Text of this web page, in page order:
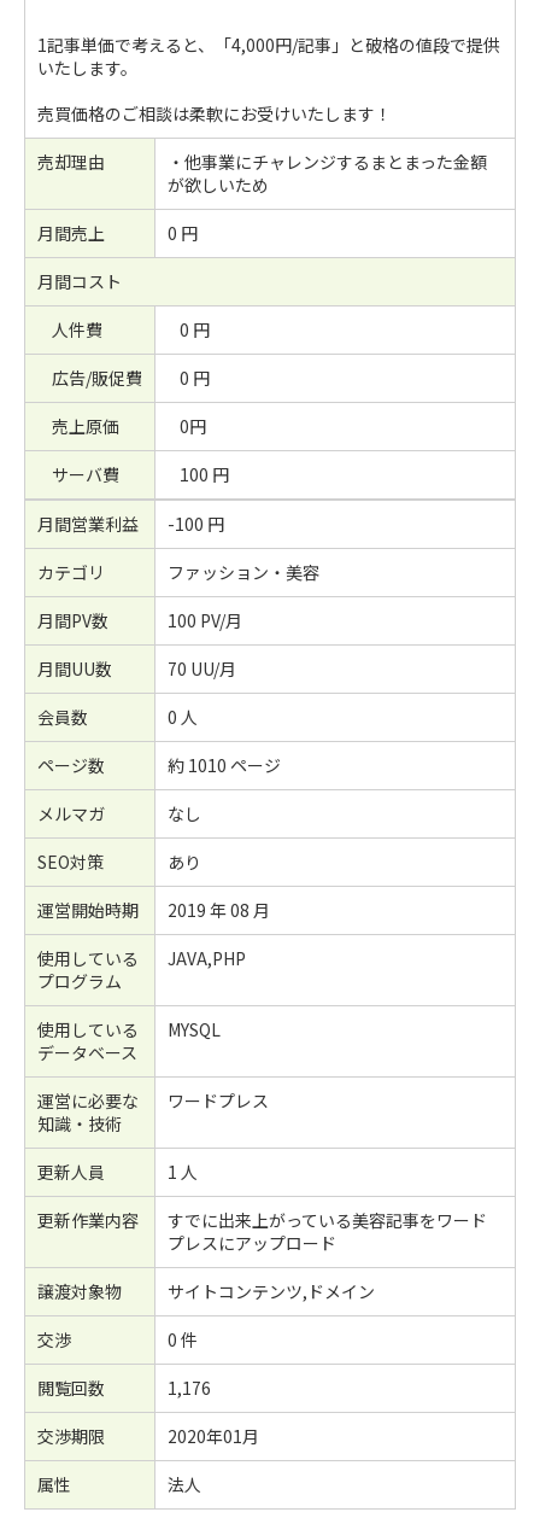
1記事単価で考えると、「4,000円/記事」と破格の値段で提供
いたします。
売買価格のご相談は柔軟にお受けいたします！
売却理由
・他事業にチャレンジするまとまった金額
が欲しいため
月間売上
0 円
月間コスト
人件費
0 円
広告/販促費
0 円
売上原価
0円
サーバ費
100 円
月間営業利益
-100 円
カテゴリ
ファッション・美容
月間PV数
100 PV/月
月間UU数
70 UU/月
会員数
0 人
ページ数
約 1010 ページ
メルマガ
なし
SEO対策
あり
運営開始時期
2019 年 08 月
使用している
プログラム
JAVA,PHP
使用している
データベース
MYSQL
運営に必要な
知識・技術
ワードプレス
更新人員
1 人
更新作業内容
すでに出来上がっている美容記事をワード
プレスにアップロード
譲渡対象物
サイトコンテンツ,ドメイン
交渉
0 件
閲覧回数
1,176
交渉期限
2020年01月
属性
法人